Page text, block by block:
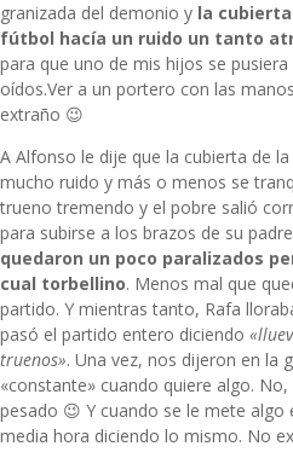
granizada del demonio y la
fútbol hacía un ruido un tanto
para que uno de mis hijos se
oídos.Ver a un portero con las
extraño 😉
A Alfonso le dije que la cubierta de
mucho ruido y más o menos se
trueno tremendo y el pobre salió
para subirse a los brazos de su
quedaron un poco paralizados
cual torbellino. Menos mal que
partido. Y mientras tanto, Rafa
pasó el partido entero diciendo
truenos». Una vez, nos dijeron en la
«constante» cuando quiere algo.
pesado 😉 Y cuando se le mete algo
media hora diciendo lo mismo. No